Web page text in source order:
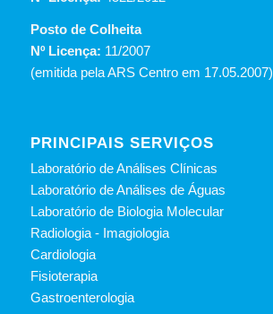
Posto de Colheita
Nº Licença: 11/2007
(emitida pela ARS Centro em 17.05.2007)
PRINCIPAIS SERVIÇOS
Laboratório de Análises Clínicas
Laboratório de Análises de Águas
Laboratório de Biologia Molecular
Radiologia - Imagiologia
Cardiologia
Fisioterapia
Gastroenterologia